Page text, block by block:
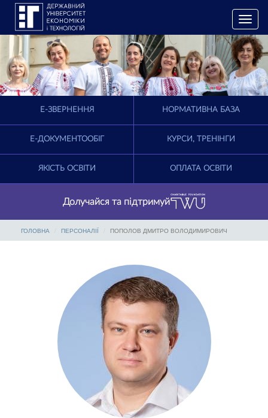
T
o
g
g
l
e
n
i
a
E-ЗВЕРНЕННЯ НОРМАТИВНА БАЗА
Е-ДОКУМЕНТООБІГ КУРСИ, ТРЕНІНГИ
ЯКІСТЬ ОСВІТИ ОПЛАТА ОСВІТИ
Долучайся та підтримуй
ГОЛОВНА ПЕРСОНАЛІЇ ПОПОЛОВ ДМИТРО ВОЛОДИМИРОВИЧ